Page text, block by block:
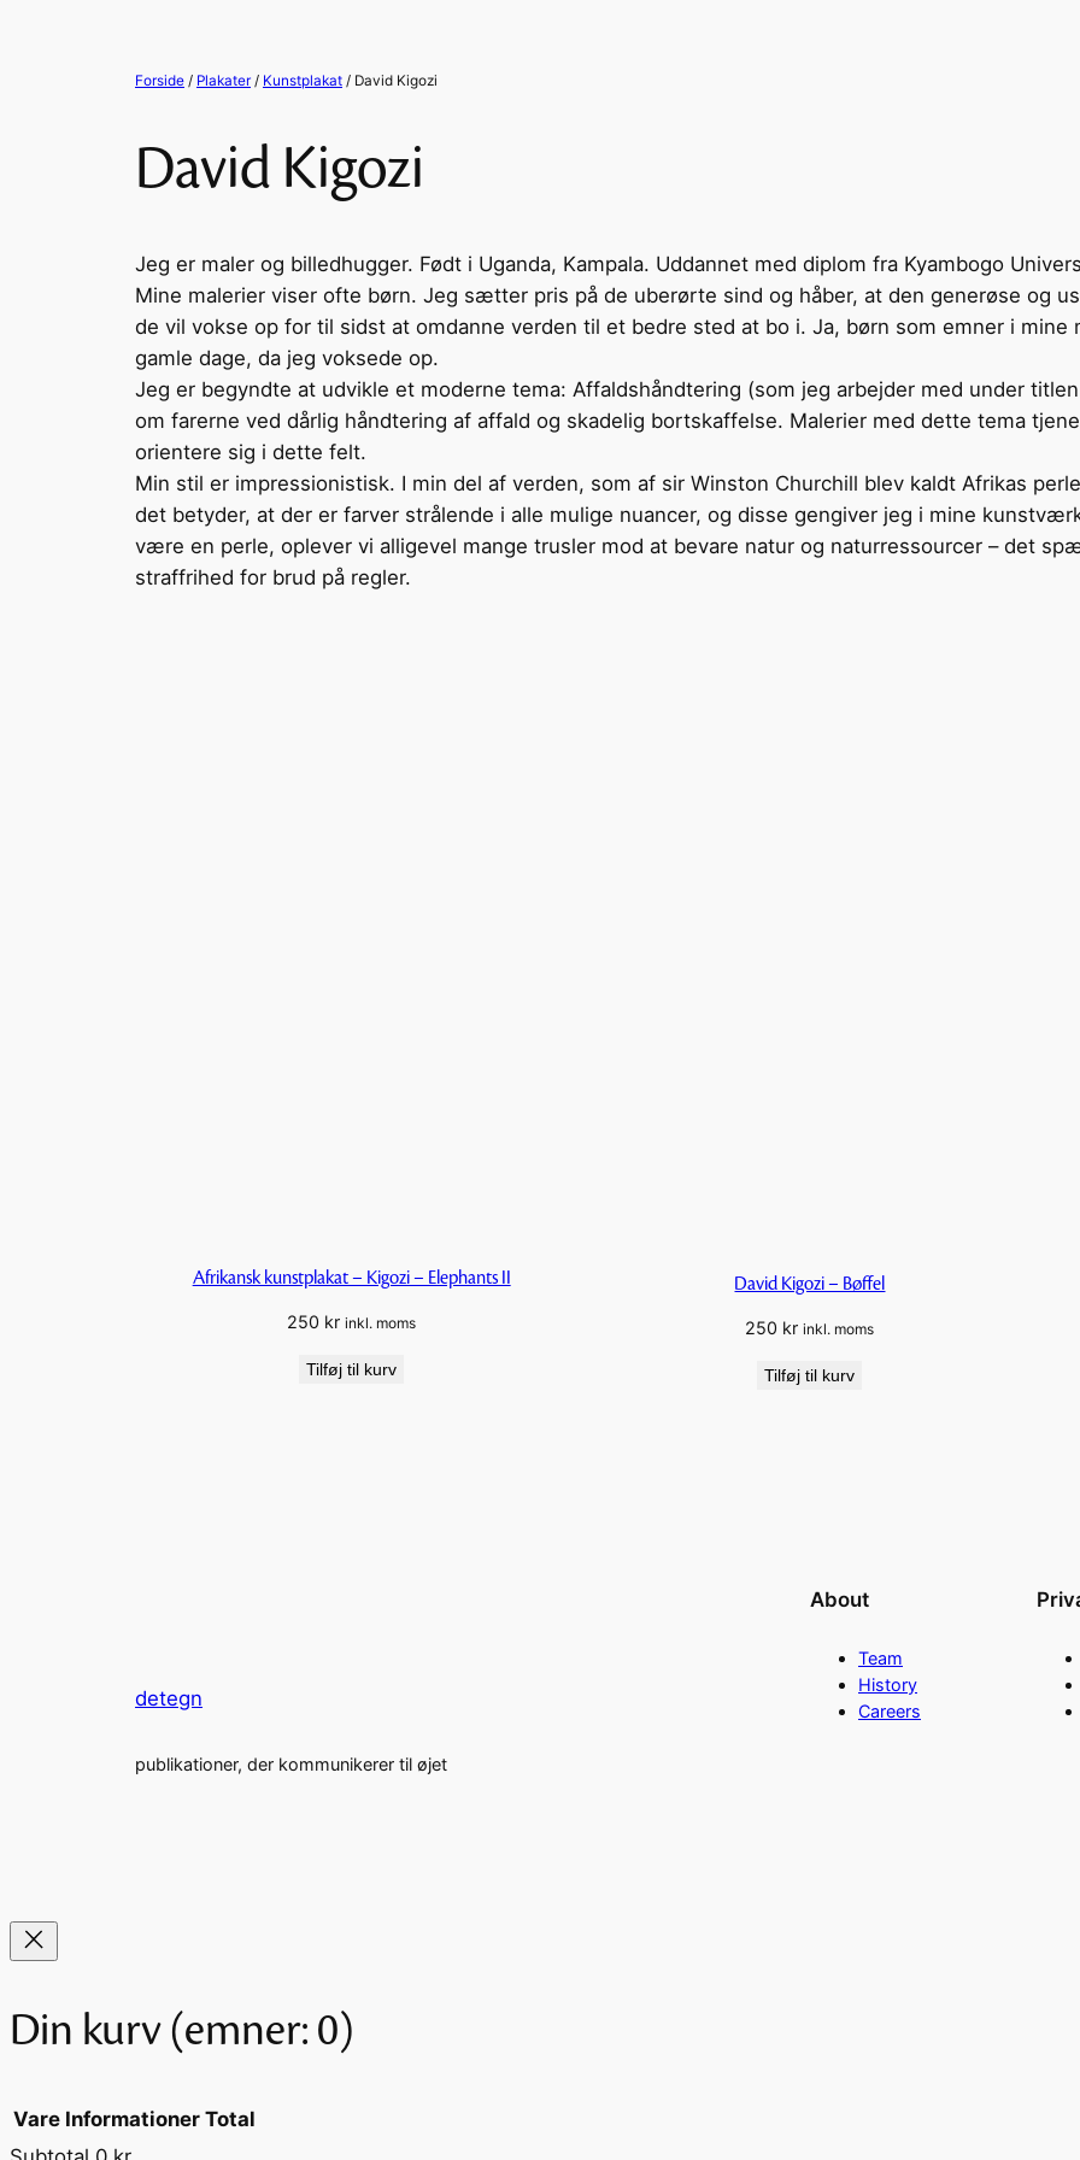
Forside / Plakater / Kunstplakat / David Kigozi
David Kigozi
Jeg er maler og billedhugger. Født i Uganda, Kampala. Uddannet med diplom fra Kyambogo
Mine malerier viser ofte børn. Jeg sætter pris på de uberørte sind og håber, at den generøse og
de vil vokse op for til sidst at omdanne verden til et bedre sted at bo i. Ja, børn som emner i mine
gamle dage, da jeg voksede op.
Jeg er begyndte at udvikle et moderne tema: Affaldshåndtering (som jeg arbejder med under
om farerne ved dårlig håndtering af affald og skadelig bortskaffelse. Malerier med dette tema
orientere sig i dette felt.
Min stil er impressionistisk. I min del af verden, som af sir Winston Churchill blev kaldt Afrikas
det betyder, at der er farver strålende i alle mulige nuancer, og disse gengiver jeg i mine
være en perle, oplever vi alligevel mange trusler mod at bevare natur og naturressourcer – det
straffrihed for brud på regler.
Afrikansk kunstplakat – Kigozi – Elephants II
250 kr inkl. moms
Tilføj til kurv
David Kigozi – Bøffel
250 kr inkl. moms
Tilføj til kurv
detegn
publikationer, der kommunikerer til øjet
About
Team
History
Careers
Din kurv (emner: 0)
Vare Informationer Total